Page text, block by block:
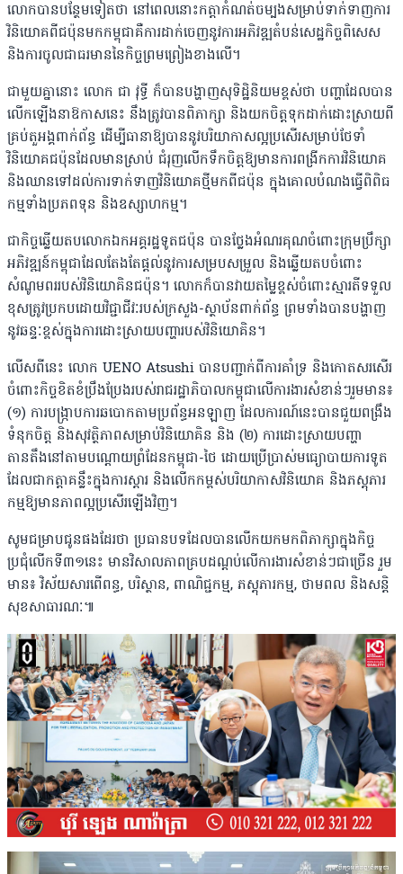
លោកបានបន្ថែមទៀតថា នៅពេលនោះកត្តាកំណត់ចម្បងសម្រាប់ទាក់ទាញការ
វិនិយោគពីជប៉ុនមកកម្ពុជាគឺការដាក់ចេញនូវការអភិវឌ្ឍតំបន់សេដ្ឋកិច្ចពិសេស
និងការចូលជាធរមាននៃកិច្ចព្រមព្រៀងខាងលើ។
ជាមួយគ្នានោះ លោក ជា វុទ្ធី ក៏បានបង្ហាញសុទិដ្ឋិនិយមខ្ពស់ថា បញ្ហាដែលបាន
លើកឡើងនាឱកាសនេះ នឹងត្រូវបានពិភាក្សា និងយកចិត្តទុកដាក់ដោះស្រាយពី
គ្រប់តួអង្គពាក់ព័ន្ធ ដើម្បីធានាឱ្យបាននូវបរិយាកាសល្អប្រសើរសម្រាប់ថែទាំ
វិនិយោគជប៉ុនដែលមានស្រាប់ ជំរុញលើកទឹកចិត្តឱ្យមានការពង្រីកការវិនិយោគ
និងឈានទៅដល់ការទាក់ទាញវិនិយោគថ្មីមកពីជប៉ុន ក្នុងគោលបំណងធ្វើពិពិធ
កម្មទាំងប្រភពទុន និងឧស្សាហកម្ម។
ជាកិច្ចឆ្លើយតបលោកឯកអគ្គរដ្ឋទូតជប៉ុន បានថ្លែងអំណរគុណចំពោះក្រុមប្រឹក្សា
អភិវឌ្ឍន៍កម្ពុជាដែលតែងតែផ្តល់នូវការសម្របសម្រួល និងឆ្លើយតបចំពោះ
សំណូមពររបស់វិនិយោគិនជប៉ុន។ លោកក៏បានវាយតម្លៃខ្ពស់ចំពោះស្មារតីទទួល
ខុសត្រូវប្រកបដោយវិជ្ជាជីវៈរបស់ក្រសួង-ស្ថាប័នពាក់ព័ន្ធ ព្រមទាំងបានបង្ហាញ
នូវឆន្ទៈខ្ពស់ក្នុងការដោះស្រាយបញ្ហារបស់វិនិយោគិន។
លើសពីនេះ លោក UENO Atsushi បានបញ្ជាក់ពីការគាំទ្រ និងកោតសរសើរ
ចំពោះកិច្ចខិតខំប្រឹងប្រែងរបស់រាជរដ្ឋាភិបាលកម្ពុជាលើការងារសំខាន់ៗរួមមាន៖
(១) ការបង្ក្រាបការឆបោកតាមប្រព័ន្ធអនឡាញ ដែលការណ៍នេះបានជួយពង្រឹង
ទំនុកចិត្ត និងសុវត្ថិភាពសម្រាប់វិនិយោគិន និង (២) ការដោះស្រាយបញ្ហា
តានតឹងនៅតាមបណ្តោយព្រំដែនកម្ពុជា-ថៃ ដោយប្រើប្រាស់មធ្យោបាយការទូត
ដែលជាកត្តាគន្លឹះក្នុងការស្តារ និងលើកកម្ពស់បរិយាកាសវិនិយោគ និងភស្តុភារ
កម្មឱ្យមានភាពល្អប្រសើរឡើងវិញ។
សូមជម្រាបជូនផងដែរថា ប្រធានបទដែលបានលើកយកមកពិភាក្សាក្នុងកិច្ច
ប្រជុំលើកទី៣១នេះ មានវិសាលភាពគ្របដណ្តប់លើការងារសំខាន់ៗជាច្រើន រួម
មាន៖ វិស័យសារពើពន្ធ, បរិស្ថាន, ពាណិជ្ជកម្ម, ភស្ដុភារកម្ម, ថាមពល និងសន្តិ
សុខសាធារណៈ៕